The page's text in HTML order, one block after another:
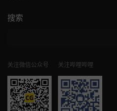
搜索
关注微信公众号 关注哔哩哔哩